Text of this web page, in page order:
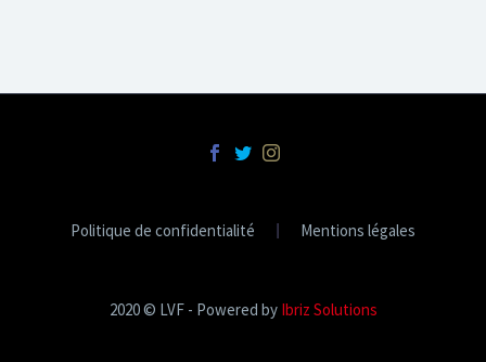
Politique de confidentialité Mentions légales
2020 © LVF - Powered by Ibriz Solutions